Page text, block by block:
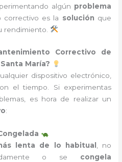
algún problema
correctivo es la solución que
rendimiento.
Correctivo de
María?
dispositivo electrónico,
el tiempo. Si experimentas
es hora de realizar un
:
lenta de lo habitual , no
o se congela